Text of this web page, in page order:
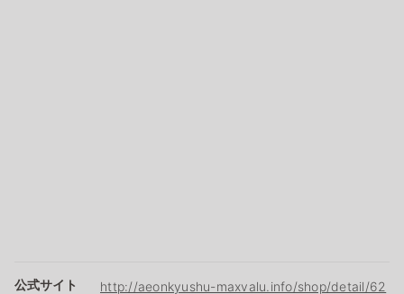
公式サイト http://aeonkyushu-maxvalu.info/shop/detail/62